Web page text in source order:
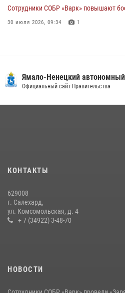
Сотрудники СОБР «Варк» повышают
30 июля 2026, 09:34 1
18 июля 2026, 09:36 3
«Росгвардия. Вехи истории»: войска
стратегических объектов поверженной
бандитско-националистического
20 июля 2026, 09:03
Ямало-Ненецкий автономный
Официальный сайт Правительства
КОНТАКТЫ
629008
г. Салехард,
ул. Комсомольская, д. 4
+ 7 (34922) 3-48-70
НОВОСТИ